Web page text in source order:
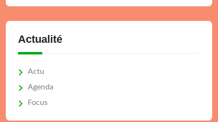
Actualité
Actu
Agenda
Focus